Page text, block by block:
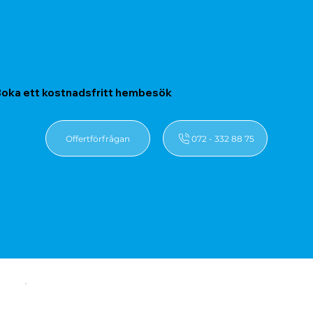
ett kostnadsfritt hembesök
Offertförfrågan 072 - 332 88 75